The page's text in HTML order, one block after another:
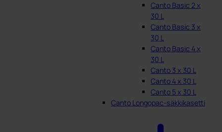
Canto Basic 2 x
30 L
Canto Basic 3 x
30 L
Canto Basic 4 x
30 L
Canto 3 x 30 L
Canto 4 x 30 L
Canto 5 x 30 L
Canto Longopac-säkkikasetti